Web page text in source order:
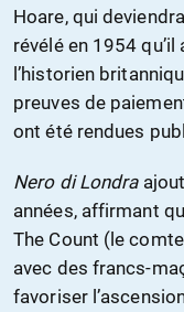
Hoare, qui
révélé en 1954
l’historien
preuves de
ont été rendues
Nero di Londra
années, affirmant
The Count (le
avec des francs-
favoriser